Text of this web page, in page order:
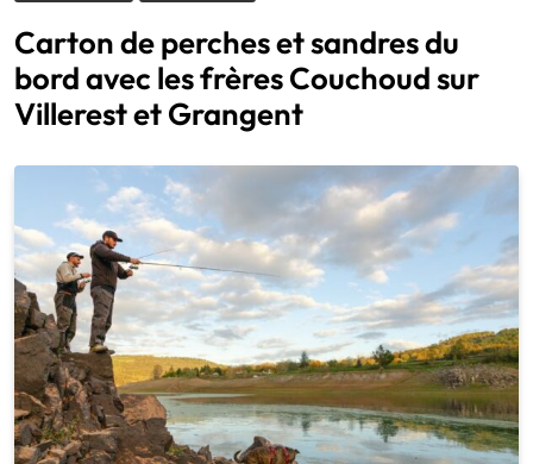
Carton de perches et sandres du
bord avec les frères Couchoud sur
Villerest et Grangent